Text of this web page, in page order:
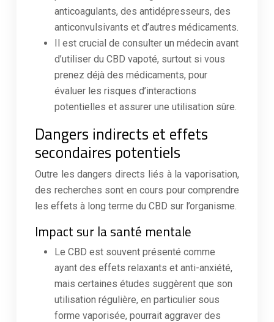
anticoagulants, des antidépresseurs, des
anticonvulsivants et d’autres médicaments.
Il est crucial de consulter un médecin avant
d’utiliser du CBD vapoté, surtout si vous
prenez déjà des médicaments, pour
évaluer les risques d’interactions
potentielles et assurer une utilisation sûre.
Dangers indirects et effets
secondaires potentiels
Outre les dangers directs liés à la vaporisation,
des recherches sont en cours pour comprendre
les effets à long terme du CBD sur l’organisme.
Impact sur la santé mentale
Le CBD est souvent présenté comme
ayant des effets relaxants et anti-anxiété,
mais certaines études suggèrent que son
utilisation régulière, en particulier sous
forme vaporisée, pourrait aggraver des